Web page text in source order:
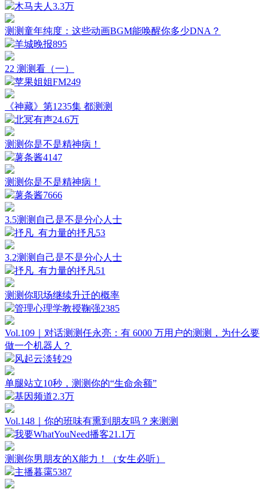
木马夫人 3.3万
测测童年纯度：这些动画BGM能唤醒你多少DNA？
羊城晚报895
22 测测看（一）
苹果姐姐FM249
《神藏》第1235集 都测测
北冥有声24.6万
测测你是不是精神病！
薯条酱4147
测测你是不是精神病！
薯条酱7666
3.5测测自己是不是分心人士
抒凡_有力量的抒凡53
3.2测测自己是不是分心人士
抒凡_有力量的抒凡51
测测你职场继续升迁的概率
管理心理学教授鞠强2385
Vol.109｜对话测测任永亮：有 6000 万用户的测测，为什么要
做一个机器人？
风起云淡转29
单腿站立10秒，测测你的“生命余额”
基因频道2.3万
Vol.148｜你的班味有熏到朋友吗？来测测
我要WhatYouNeed播客21.1万
测测你男朋友的X能力！（女生必听）
主播暮霭5387